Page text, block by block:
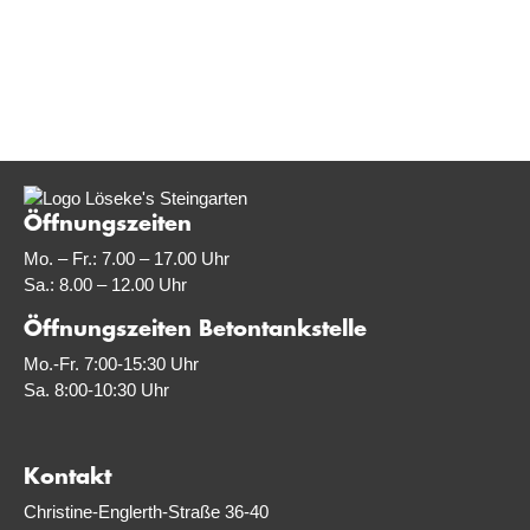
Öffnungszeiten
Mo. – Fr.: 7.00 – 17.00 Uhr
Sa.: 8.00 – 12.00 Uhr
Öffnungszeiten Betontankstelle
Mo.-Fr. 7:00-15:30 Uhr
Sa. 8:00-10:30 Uhr
Kontakt
Christine-Englerth-Straße 36-40